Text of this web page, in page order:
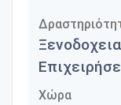
Χώρα